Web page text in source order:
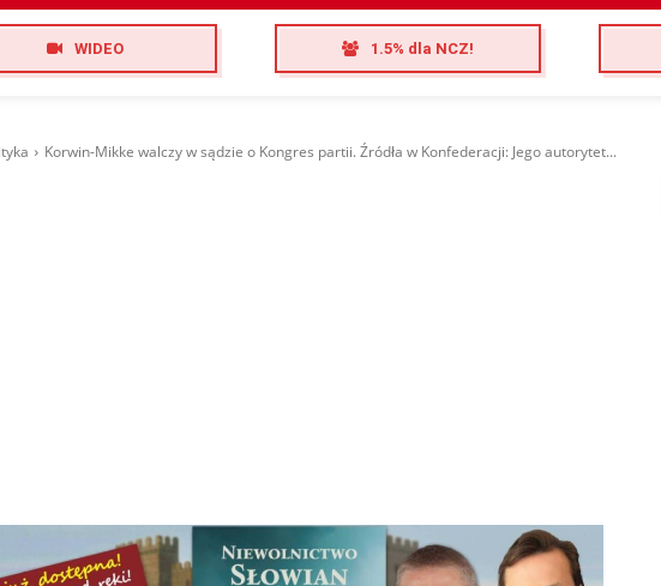
WIDEO 1.5% dla NCZ!
Korwin-Mikke walczy w sądzie o Kongres partii. Źródła w Konfederacji: Jego autorytet...